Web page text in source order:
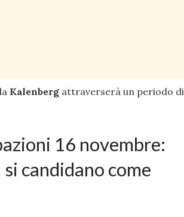
Kalenberg attraverserà un periodo di
16 novembre:
candidano come